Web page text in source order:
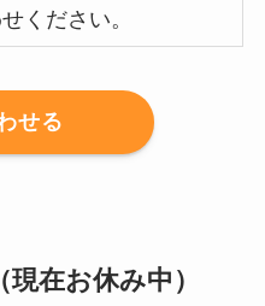
ください。
せる
在お休み中）